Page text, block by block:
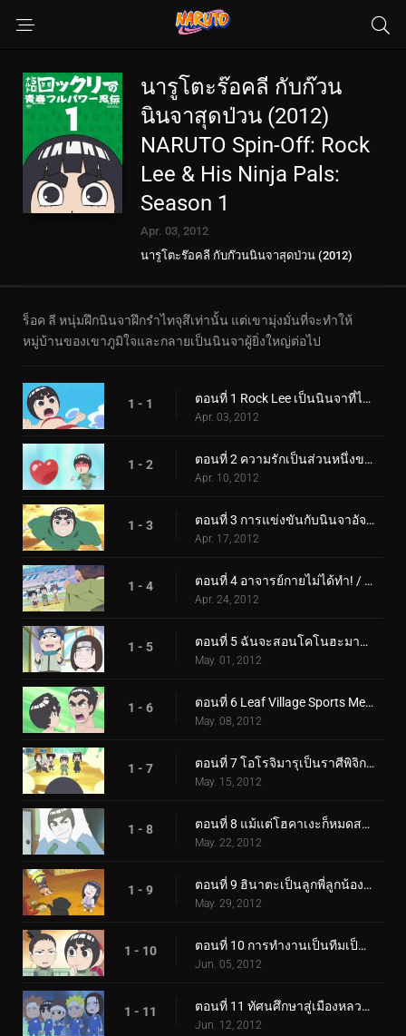
นารูโตะร๊อคลี กับก๊วน
นินจาสุดป่วน (2012)
NARUTO Spin-Off: Rock
Lee & His Ninja Pals:
Season 1
Apr. 03, 2012
นารูโตะร๊อคลี กับก๊วนนินจาสุดป่วน (2012)
ร็อค ลี หนุ่มฝึกนินจาฝึกรำไทจุสึเท่านั้น แต่เขามุ่งมั่นที่จะทำให้
หมู่บ้านของเขาภูมิใจและกลายเป็นนินจาผู้ยิ่งใหญ่ต่อไป
1 - 1 ตอนที่ 1 Rock Lee เป็นนินจาที่ไม่สามารถใช้วิชานินจาได้ / คู่แข่งของ Rock Lee คือ Naruto
Apr. 03, 2012
1 - 2 ตอนที่ 2 ความรักเป็นส่วนหนึ่งของฤดูใบไม้ผลิแห่งความเยาว์วัย / ความรักทำให้ทั้งสองฝ่ายบ้าคลั่ง
Apr. 10, 2012
1 - 3 ตอนที่ 3 การแข่งขันกับนินจาอัจฉริยะ การต่อสู้ที่ต้องชนะของเนจิ / เท็นเท็น
Apr. 17, 2012
1 - 4 ตอนที่ 4 อาจารย์กายไม่ได้ทำ! / คู่แข่งของอาจารย์กายคืออาจารย์คาคาชิ!
Apr. 24, 2012
1 - 5 ตอนที่ 5 ฉันจะสอนโคโนฮะมารุ เคมโป / ฉันจะเก็บเสื้อผ้าชั้นในนำโชคไว้สำหรับออกกำลังกาย
May. 01, 2012
1 - 6 ตอนที่ 6 Leaf Village Sports Meet / Calvary Battles เป็นส่วนหนึ่งของความตื่นเต้นของเยาวชน
May. 08, 2012
1 - 7 ตอนที่ 7 โอโรจิมารุเป็นราศีพิจิกประเภท B / จดหมายรักคือกับดักขั้นสูงสุด
May. 15, 2012
1 - 8 ตอนที่ 8 แม้แต่โฮคาเงะก็หมดสภาพ / โอโรจิมารุยังคงอยู่
May. 22, 2012
1 - 9 ตอนที่ 9 ฮินาตะเป็นลูกพี่ลูกน้องของเนจิ / จุดอ่อนของฮินาตะคือนารูโตะ
May. 29, 2012
1 - 10 ตอนที่ 10 การทำงานเป็นทีมเป็นสัญลักษณ์ของเยาวชน / ผู้ร้ายอยู่ในหมู่พวกเรา!
Jun. 05, 2012
1 - 11 ตอนที่ 11 ทัศนศึกษาสู่เมืองหลวงเก่า! / ห้องเด็กผู้หญิงและกล่องขนม
Jun. 12, 2012